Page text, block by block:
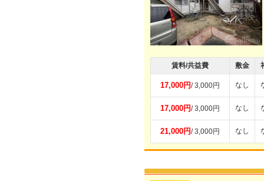
賃料/共益費 敷金
17,000円/ 3,000円 なし
17,000円/ 3,000円 なし
21,000円/ 3,000円 なし